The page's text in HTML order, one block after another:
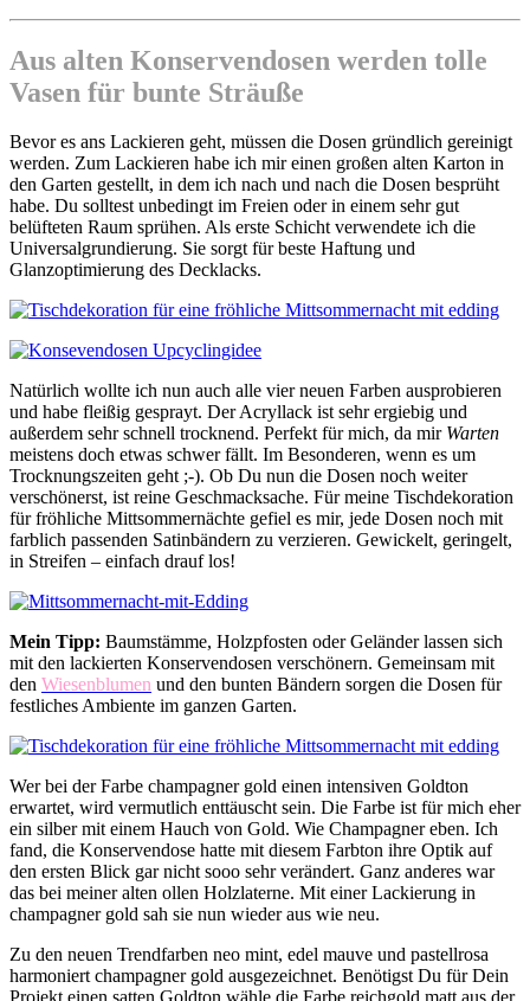
Aus alten Konservendosen werden tolle
Vasen für bunte Sträuße
Bevor es ans Lackieren geht, müssen die Dosen gründlich gereinigt
werden. Zum Lackieren habe ich mir einen großen alten Karton in
den Garten gestellt, in dem ich nach und nach die Dosen besprüht
habe. Du solltest unbedingt im Freien oder in einem sehr gut
belüfteten Raum sprühen. Als erste Schicht verwendete ich die
Universalgrundierung. Sie sorgt für beste Haftung und
Glanzoptimierung des Decklacks.
Natürlich wollte ich nun auch alle vier neuen Farben ausprobieren
und habe fleißig gesprayt. Der Acryllack ist sehr ergiebig und
außerdem sehr schnell trocknend. Perfekt für mich, da mir Warten
meistens doch etwas schwer fällt. Im Besonderen, wenn es um
Trocknungszeiten geht ;-). Ob Du nun die Dosen noch weiter
verschönerst, ist reine Geschmacksache. Für meine Tischdekoration
für fröhliche Mittsommernächte gefiel es mir, jede Dosen noch mit
farblich passenden Satinbändern zu verzieren. Gewickelt, geringelt,
in Streifen – einfach drauf los!
Mein Tipp: Baumstämme, Holzpfosten oder Geländer lassen sich
mit den lackierten Konservendosen verschönern. Gemeinsam mit
den Wiesenblumen und den bunten Bändern sorgen die Dosen für
festliches Ambiente im ganzen Garten.
Wer bei der Farbe champagner gold einen intensiven Goldton
erwartet, wird vermutlich enttäuscht sein. Die Farbe ist für mich eher
ein silber mit einem Hauch von Gold. Wie Champagner eben. Ich
fand, die Konservendose hatte mit diesem Farbton ihre Optik auf
den ersten Blick gar nicht sooo sehr verändert. Ganz anderes war
das bei meiner alten ollen Holzlaterne. Mit einer Lackierung in
champagner gold sah sie nun wieder aus wie neu.
Zu den neuen Trendfarben neo mint, edel mauve und pastellrosa
harmoniert champagner gold ausgezeichnet. Benötigst Du für Dein